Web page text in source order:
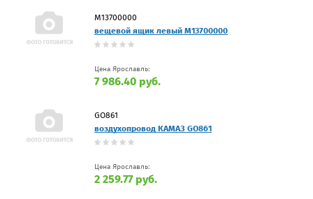
М13700000
вещевой ящик левый М13700000
Цена Ярославль:
7 986.40 руб.
GO861
воздухопровод КАМАЗ GO861
Цена Ярославль:
2 259.77 руб.